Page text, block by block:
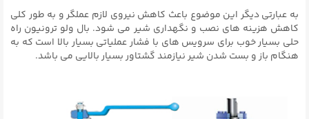
به عبارتی دیگر این موضوع باعث کاهش نیروی لازم عملگر و به طور کلی
کاهش هزینه های نصب و نگهداری شیر می شود. بال ولو ترونیون راه
حلی بسیار خوب برای سرویس های با فشار عملیاتی بسیار بالا است که به
هنگام باز و بست شدن شیر نیازمند گشتاور بسیار بالایی می باشد.